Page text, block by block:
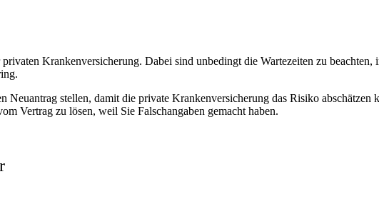
Krankenversicherung. Dabei sind unbedingt die Wartezeiten zu beachten,
stellen, damit die private Krankenversicherung das Risiko abschätzen
Vertrag zu lösen, weil Sie Falschangaben gemacht haben.